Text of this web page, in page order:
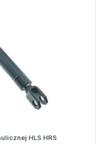
HLS HRS